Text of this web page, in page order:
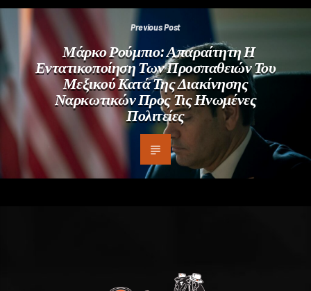
Previous Post
Μάρκο Ρούμπιο: Απαραίτητη Η
Εντατικοποίηση Των Προσπαθειών Του
Μεξικού Κατά Της Διακίνησης
Ναρκωτικών Προς Τις Ηνωμένες
Πολιτείες